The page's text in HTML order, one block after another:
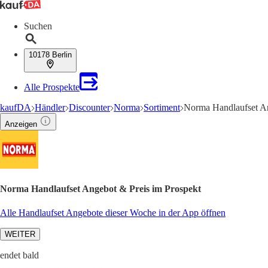
Suchen
10178 Berlin
Alle Prospekte
kaufDA Händler Discounter Norma Sortiment Norma Handlaufset
Anzeigen
Norma Handlaufset Angebot & Preis im Prospekt
Alle Handlaufset Angebote dieser Woche in der App öffnen
WEITER
endet bald